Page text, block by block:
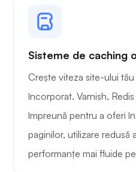
Portainer
Sisteme de caching
Crește viteza site-ului
încorporat. Varnish,
împreună pentru a oferi
paginilor, utilizare redusă
performanțe mai fluide